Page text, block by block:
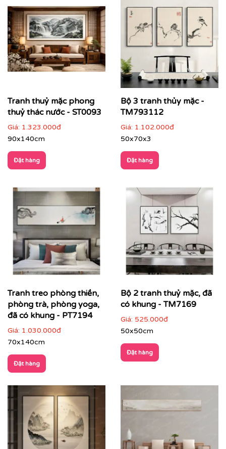
thuật Á Đông
Tranh thủy mặc là dòng tranh nghệ thuật truyền thống
Á Đông, nổi bật với lối thể hiện bằng mực nước, chú
trọng thần thái hơn hình tướng, đề cao sự tĩnh lặng và
chiều sâu cảm xúc. Mỗi bức tranh không chỉ là tác
phẩm trang trí mà còn là không gian để chiêm nghiệm,
mang lại cảm giác an nhiên và cân bằng cho người
Điểm đặc trưng của tranh thủy mặc
Bút pháp phóng khoáng, tinh giản
Bố cục giàu khoảng trống
đãng, mở rộng không gian
Hình ảnh mang tính biểu trưng
nước, mây trời, cây cối, con người nhỏ bé giữa
thiên nhiên
Tranh thuỷ mặc phong
thuỷ thác nước - ST0093
Giá: 1.323.000đ
90x140cm
Đặt hàng
Bộ 3 tranh thủy mặc -
TM793112
Giá: 1.102.000đ
50x70x3
Đặt hàng
Tranh treo phòng thiền,
phòng trà, phòng yoga,
đã có khung - PT7194
Giá: 1.030.000đ
70x140cm
Đặt hàng
Bộ 2 tranh thuỷ mặc, đã
có khung - TM7169
Giá: 525.000đ
50x50cm
Đặt hàng